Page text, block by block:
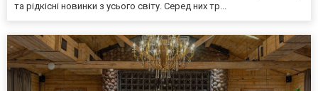
та рідкісні новинки з усього світу. Серед них тр...